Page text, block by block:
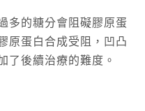
多的糖分會阻礙膠原蛋
原蛋白合成受阻，凹凸
了後續治療的難度。